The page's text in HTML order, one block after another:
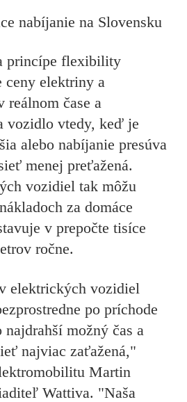
nabíjanie na Slovensku
princípe flexibility
ceny elektriny a
reálnom čase a
vozidlo vtedy, keď je
alebo nabíjanie presúva
menej preťažená.
vozidiel tak môžu
za domáce
v prepočte tisíce
ročne.
elektrických vozidiel
po príchode
možný čas a
najviac zaťažená,"
Martin
Wattiva. "Naša